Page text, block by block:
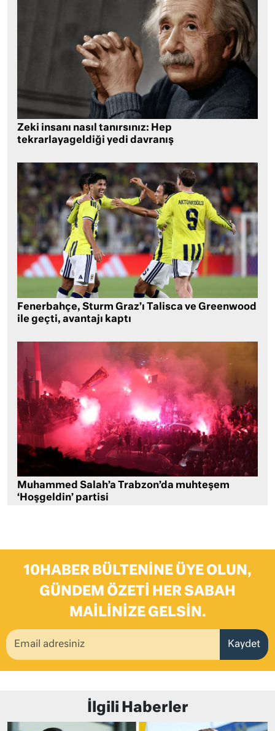
Zeki insanı nasıl tanırsınız: Hep
tekrarlayageldiği yedi davranış
Fenerbahçe, Sturm Graz’ı Talisca ve Greenwood
ile geçti, avantajı kaptı
Muhammed Salah’a Trabzon’da muhteşem
‘Hoşgeldin’ partisi
10HABER BÜLTENINE ÜYE OLUN,
GÜNDEM ÖZETI HER SABAH
MAILINIZE GELSIN.
Kaydet
İlgili Haberler